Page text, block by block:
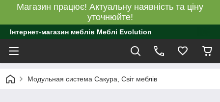
Магазин працює! Актуальну наявність та ціну
уточнюйте!
Інтернет-магазин меблів Меблі Evolution
Модульная система Сакура, Світ меблів